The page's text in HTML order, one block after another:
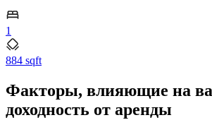
1
884 sqft
Факторы, влияющие на
доходность от аренды